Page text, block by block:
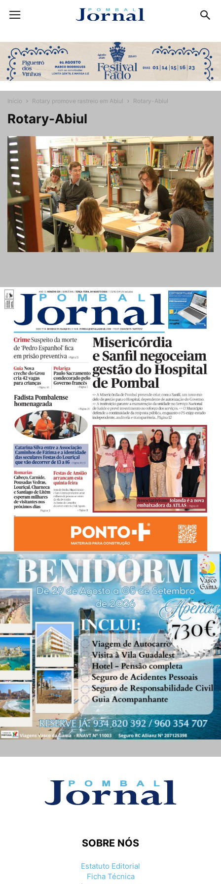
Início Rotary promove rastreio em Abiul Rotary-Abiul
Rotary-Abiul
SOBRE NÓS
Estatuto Editorial
Ficha Técnica